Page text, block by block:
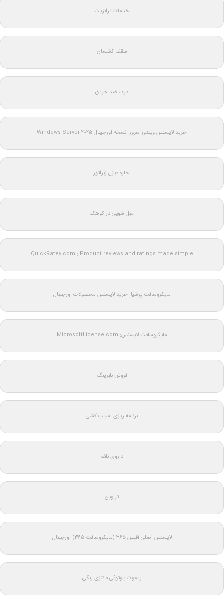
خدمات ترانزیت
سقف کشسان
درب ضد حریق
خرید لایسنس ویندوز سرور: نسخه اورجینال Windows Server 2025
اجاره دیزل ژنراتور
مبل شویی در کوهک
QuickRatey.com : Product reviews and ratings made simple
مایکروسافت پرشیا: خرید لایسنس محصولات اورجینال
مایکروسافت لایسنس: MicrosoftLicense.com
فروش بلبرینگ
برنامه ریزی اسباب کشی
داروی بلغم
تراوین
لایسنس اصلی آفیس ۳۶۵ (مایکروسافت ۳۶۵) اورجینال
ریموت بلوتوثی فانتزی رنگی